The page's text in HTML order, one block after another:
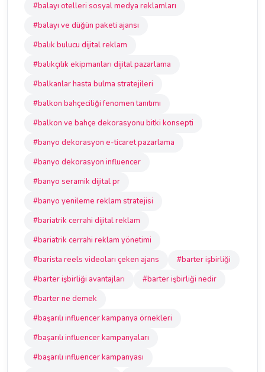
#balayı otelleri sosyal medya reklamları
#balayı ve düğün paketi ajansı
#balık bulucu dijital reklam
#balıkçılık ekipmanları dijital pazarlama
#balkanlar hasta bulma stratejileri
#balkon bahçeciliği fenomen tanıtımı
#balkon ve bahçe dekorasyonu bitki konsepti
#banyo dekorasyon e-ticaret pazarlama
#banyo dekorasyon influencer
#banyo seramik dijital pr
#banyo yenileme reklam stratejisi
#bariatrik cerrahi dijital reklam
#bariatrik cerrahi reklam yönetimi
#barista reels videoları çeken ajans
#barter işbirliği
#barter işbirliği avantajları
#barter işbirliği nedir
#barter ne demek
#başarılı influencer kampanya örnekleri
#başarılı influencer kampanyaları
#başarılı influencer kampanyası